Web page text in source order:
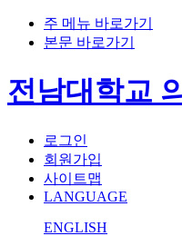
주 메뉴 바로가기
본문 바로가기
전남대학교
로그인
회원가입
사이트맵
LANGUAGE
ENGLISH